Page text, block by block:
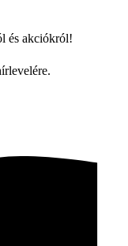
és akciókról!